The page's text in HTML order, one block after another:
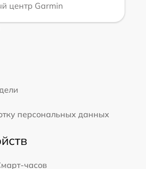
центр Garmin
персональных данных
часов